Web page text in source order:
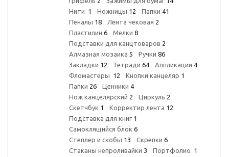
Нити 1 Ножницы 12 Папки 41
Пеналы 18 Лента чековая 2
Пластилин 6 Мелки 8
Подставки для канцтоваров 2
Алмазная мозаика 5 Ручки 86
Закладки 12 Тетради 64 Аппликации 4
Фломастеры 12 Кнопки канцеляр 1
Папки 26 Ценники 4
Нож канцелярский 2 Циркуль 2
Скетчбук 1 Корректир лента 12
Подставка для книг 1
Самоклящийся блок 6
Степлер и скобы 13 Скрепки 6
Стаканы непроливайки 3 Портфолио 1